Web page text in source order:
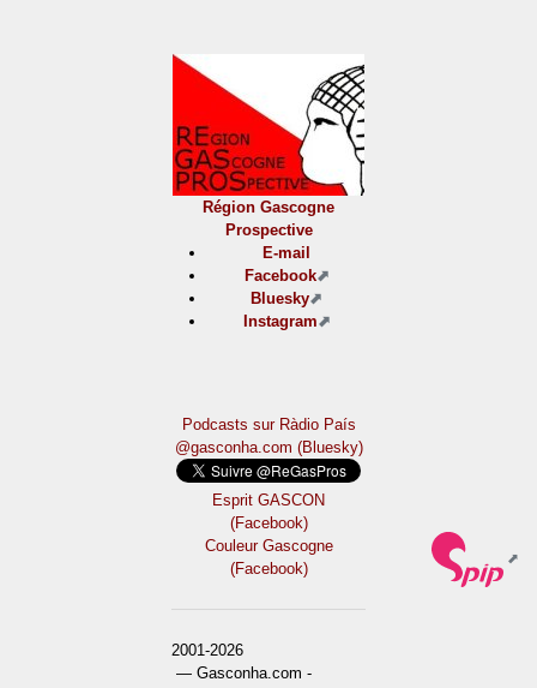
Région Gascogne
Prospective
E-mail
Facebook
Bluesky
Instagram
Podcasts sur Ràdio País
@gasconha.com (Bluesky)
Esprit GASCON
(Facebook)
Couleur Gascogne
(Facebook)
2001-2026
— Gasconha.com -